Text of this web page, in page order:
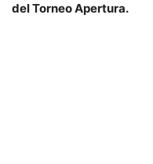
del Torneo Apertura.